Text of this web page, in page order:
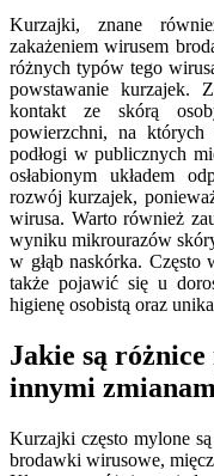
Kurzajki, znane
zakażeniem wirusem
różnych typów tego
powstawanie kurzajek.
kontakt ze skórą
powierzchni, na
podłogi w publicznych
osłabionym układem
rozwój kurzajek,
wirusa. Warto również
wyniku mikrourazów
w głąb naskórka. Często
także pojawić się u
higienę osobistą oraz
Jakie są
innymi
Kurzajki często mylone
brodawki wirusowe,